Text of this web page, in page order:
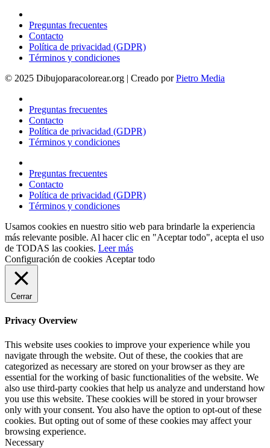
Preguntas frecuentes
Contacto
Política de privacidad (GDPR)
Términos y condiciones
© 2025 Dibujoparacolorear.org | Creado porPietro Media
Preguntas frecuentes
Contacto
Política de privacidad (GDPR)
Términos y condiciones
Preguntas frecuentes
Contacto
Política de privacidad (GDPR)
Términos y condiciones
Usamos cookies en nuestro sitio web para brindarle la experiencia
más relevante posible. Al hacer clic en "Aceptar todo", acepta el uso
de TODAS las cookies. Leer más
Configuración de cookies Aceptar todo
Cerrar
Privacy Overview
This website uses cookies to improve your experience while you
navigate through the website. Out of these, the cookies that are
categorized as necessary are stored on your browser as they are
essential for the working of basic functionalities of the website. We
also use third-party cookies that help us analyze and understand how
you use this website. These cookies will be stored in your browser
only with your consent. You also have the option to opt-out of these
cookies. But opting out of some of these cookies may affect your
browsing experience.
Necessary